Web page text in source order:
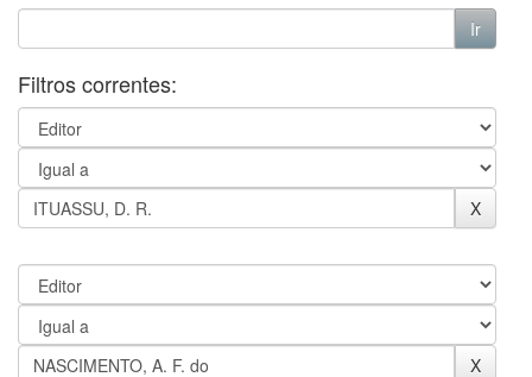
Filtros correntes: